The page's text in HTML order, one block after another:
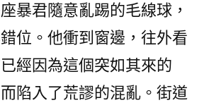
暴君隨意亂踢的毛線球，
位。他衝到窗邊，往外看
經因為這個突如其來的
而陷入了荒謬的混亂。街道